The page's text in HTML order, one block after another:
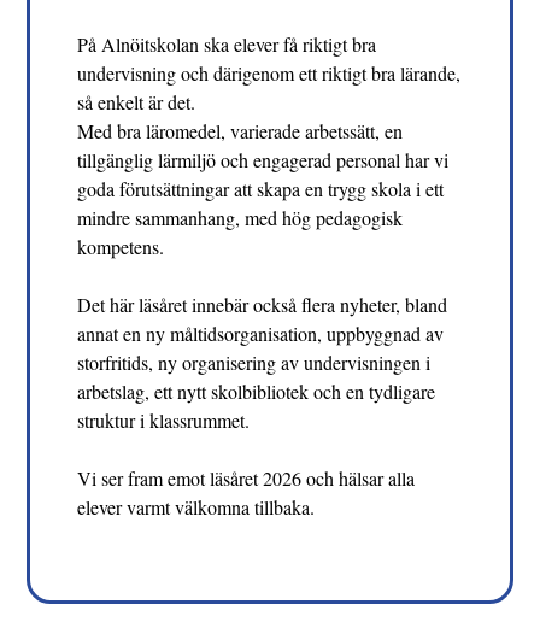
På Alnöitskolan ska elever få riktigt bra
undervisning och därigenom ett riktigt bra lärande,
så enkelt är det.
Med bra läromedel, varierade arbetssätt, en
tillgänglig lärmiljö och engagerad personal har vi
goda förutsättningar att skapa en trygg skola i ett
mindre sammanhang, med hög pedagogisk
kompetens.
Det här läsåret innebär också flera nyheter, bland
annat en ny måltidsorganisation, uppbyggnad av
storfritids, ny organisering av undervisningen i
arbetslag, ett nytt skolbibliotek och en tydligare
struktur i klassrummet.
Vi ser fram emot läsåret 2026 och hälsar alla
elever varmt välkomna tillbaka.